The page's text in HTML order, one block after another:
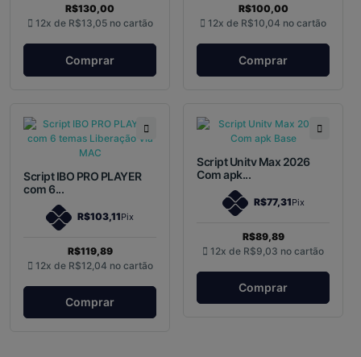
R$130,00
12x de R$13,05 no cartão
Comprar
R$100,00
12x de R$10,04 no cartão
Comprar
Script IBO PRO PLAYER
com 6...
R$103,11Pix
R$119,89
12x de R$12,04 no cartão
Comprar
Script Unitv Max 2026
Com apk...
R$77,31Pix
R$89,89
12x de R$9,03 no cartão
Comprar